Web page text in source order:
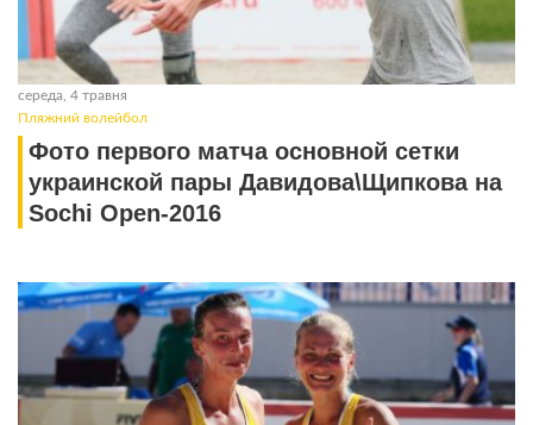
середа, 4 травня
Пляжний волейбол
Фото первого матча основной сетки
украинской пары Давидова\Щипкова на
Sochi Open-2016